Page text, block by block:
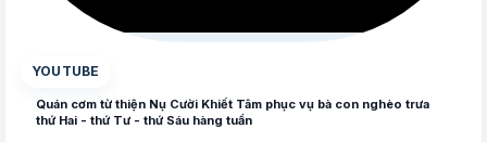
YOUTUBE
Quán cơm từ thiện Nụ Cười Khiết Tâm phục vụ bà con nghèo trưa
thứ Hai - thứ Tư - thứ Sáu hàng tuần